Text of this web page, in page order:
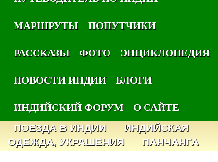
МАРШРУТЫ
ПОПУТЧИКИ
РАССКАЗЫ
ФОТО
ЭНЦИКЛОПЕДИЯ
НОВОСТИ ИНДИИ
БЛОГИ
ИНДИЙСКИЙ ФОРУМ
О САЙТЕ
ПОЕЗДА В ИНДИИ
ИНДИЙСКАЯ
ОДЕЖДА, УКРАШЕНИЯ
ПАНЧАНГА